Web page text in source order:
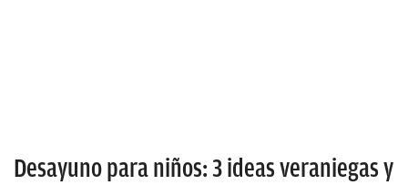
Desayuno para niños: 3 ideas veraniegas y